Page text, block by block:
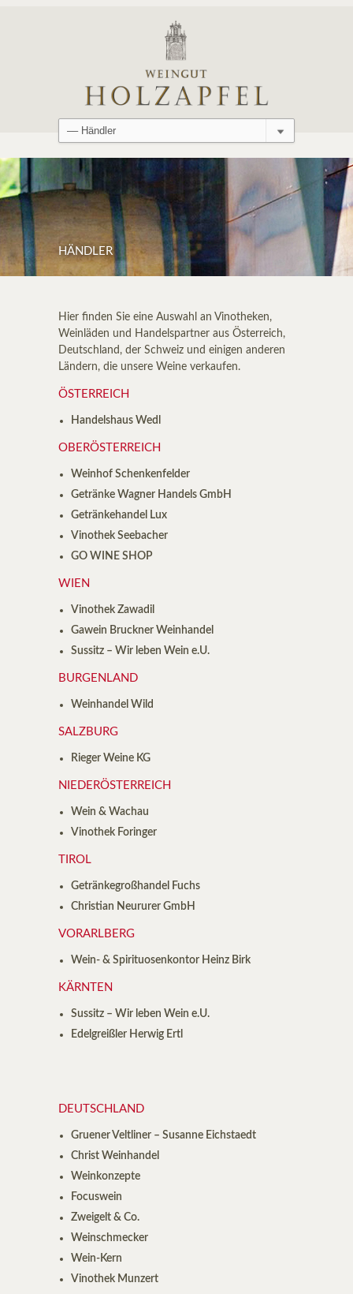
HÄNDLER
Hier finden Sie eine Auswahl an Vinotheken,
Weinläden und Handelspartner aus Österreich,
Deutschland, der Schweiz und einigen anderen
Ländern, die unsere Weine verkaufen.
ÖSTERREICH
Handelshaus Wedl
OBERÖSTERREICH
Weinhof Schenkenfelder
Getränke Wagner Handels GmbH
Getränkehandel Lux
Vinothek Seebacher
GO WINE SHOP
WIEN
Vinothek Zawadil
Gawein Bruckner Weinhandel
Sussitz – Wir leben Wein e.U.
BURGENLAND
Weinhandel Wild
SALZBURG
Rieger Weine KG
NIEDERÖSTERREICH
Wein & Wachau
Vinothek Foringer
TIROL
Getränkegroßhandel Fuchs
Christian Neururer GmbH
VORARLBERG
Wein- & Spirituosenkontor Heinz Birk
KÄRNTEN
Sussitz – Wir leben Wein e.U.
Edelgreißler Herwig Ertl
DEUTSCHLAND
Gruener Veltliner – Susanne Eichstaedt
Christ Weinhandel
Weinkonzepte
Focuswein
Zweigelt & Co.
Weinschmecker
Wein-Kern
Vinothek Munzert